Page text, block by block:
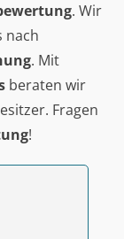
. Wir
nach
. Mit
beraten wir
Fragen
!